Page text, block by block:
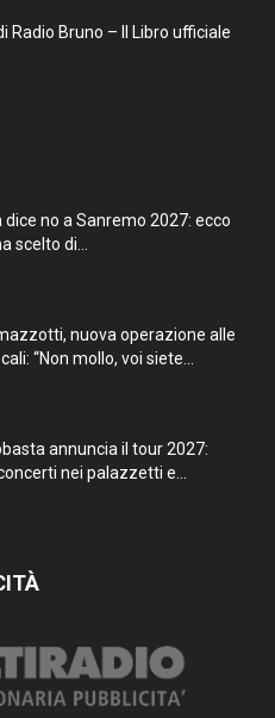
Radio Bruno – Il Libro ufficiale
dice no a Sanremo 2027: ecco
scelto di...
nuova operazione alle
“Non mollo, voi siete...
annuncia il tour 2027:
nei palazzetti e...